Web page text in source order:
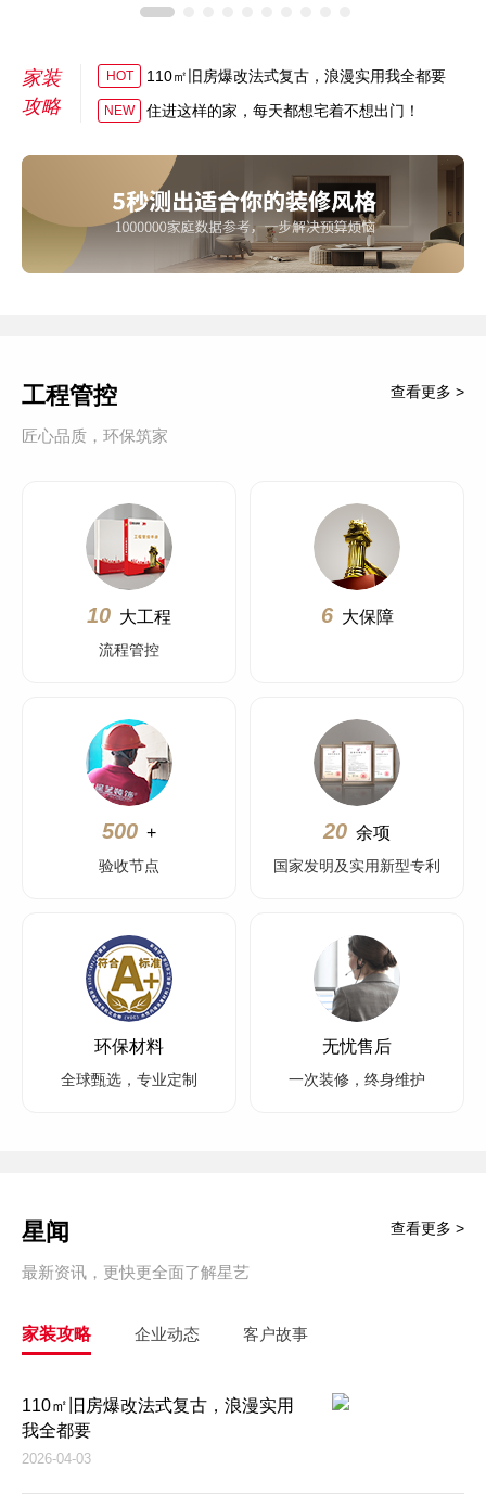
家装
攻略
HOT 110㎡旧房爆改法式复古，浪漫实用我全都要
NEW 住进这样的家，每天都想宅着不想出门！
工程管控
匠心品质，环保筑家
查看更多 >
10 大工程
流程管控
6 大保障
500 +
验收节点
20 余项
国家发明及实用新型专利
环保材料
全球甄选，专业定制
无忧售后
一次装修，终身维护
星闻
最新资讯，更快更全面了解星艺
查看更多 >
家装攻略 企业动态 客户故事
110㎡旧房爆改法式复古，浪漫实用
我全都要
2026-04-03